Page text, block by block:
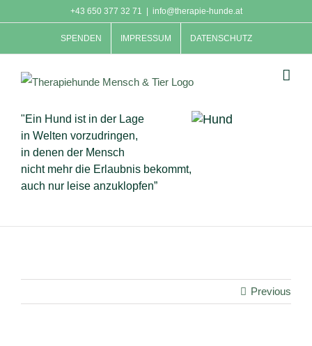
content
+43 650 377 32 71 info@therapie-hunde.at
SPENDEN IMPRESSUM DATENSCHUTZ
"Ein Hund ist in der Lage
in Welten vorzudringen,
in denen der Mensch
nicht mehr die Erlaubnis bekommt,
auch nur leise anzuklopfen”
Previous